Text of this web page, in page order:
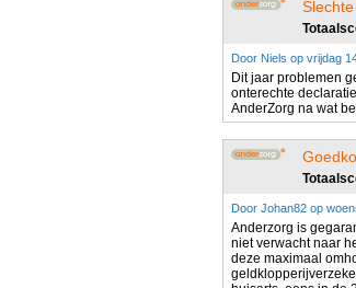
Door Niels op vrijdag
Dit jaar problemen
onterechte
AnderZorg na wat
Door Johan82 op
Anderzorg is
niet verwacht naar
deze maximaal